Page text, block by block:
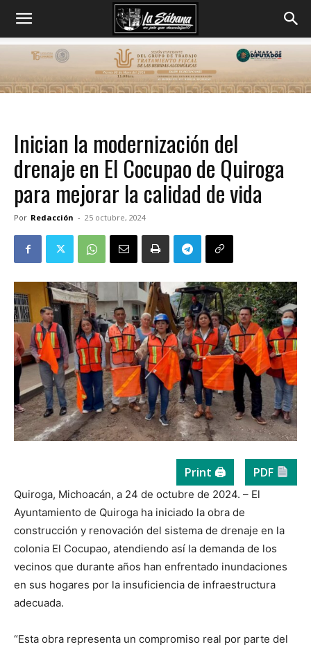
Inician la modernización del
drenaje en El Cocupao de Quiroga
para mejorar la calidad de vida
Por Redacción - 25 octubre, 2024
Print 🖨 PDF
Quiroga, Michoacán, a 24 de octubre de 2024. – El
Ayuntamiento de Quiroga ha iniciado la obra de
construcción y renovación del sistema de drenaje en la
colonia El Cocupao, atendiendo así la demanda de los
vecinos que durante años han enfrentado inundaciones
en sus hogares por la insuficiencia de infraestructura
adecuada.
“Esta obra representa un compromiso real por parte del